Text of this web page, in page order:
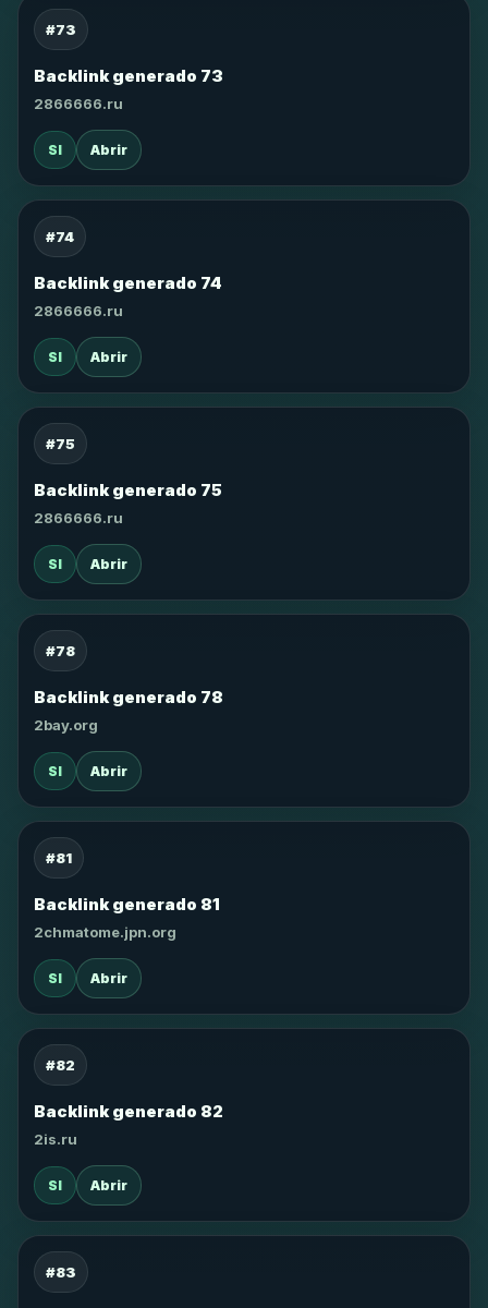
#73
Backlink generado 73
2866666.ru
SI Abrir
#74
Backlink generado 74
2866666.ru
SI Abrir
#75
Backlink generado 75
2866666.ru
SI Abrir
#78
Backlink generado 78
2bay.org
SI Abrir
#81
Backlink generado 81
2chmatome.jpn.org
SI Abrir
#82
Backlink generado 82
2is.ru
SI Abrir
#83